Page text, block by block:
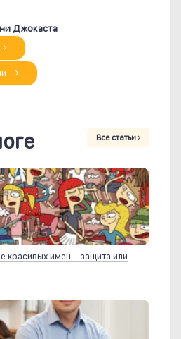
Джокаста
Все статьи
красивых имен – защита или